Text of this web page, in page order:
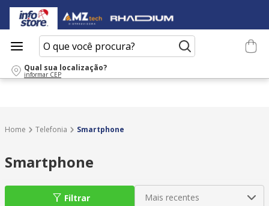
O que você procura?
Qual sua localização?
informar CEP
Telefonia Smartphone
Smartphone
Mais recentes
Filtrar